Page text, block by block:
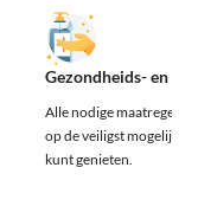
Gezondheids- en
Alle nodige
op de veiligst mogelijke
kunt genieten.